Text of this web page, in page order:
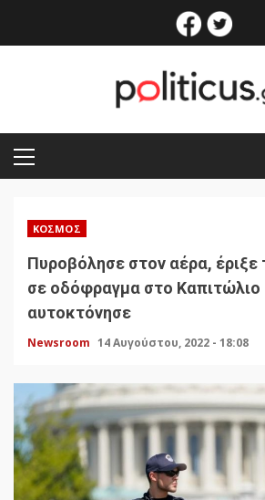
facebook
PRIMARY
MENU
ΚΌΣΜΟΣ
Πυροβόλησε στον αέρα, έριξε
σε οδόφραγμα στο Καπιτώλιο
αυτοκτόνησε
Newsroom 14 Αυγούστου, 2022 - 18:08